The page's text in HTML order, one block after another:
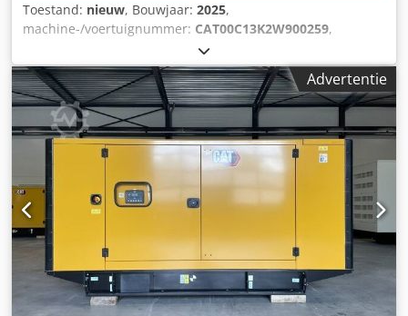
Toestand: nieuw, Bouwjaar: 2025,
machine-/voertuignummer: CAT00C13K2W900259,
, motorfabrikant:
Toepassing: Bouw Leeggewicht: 4.667 kg
Generatorvermogen: 400 kVA Afmetingen laadruimte: 493 x
162 x 222 cm Cedpfx Asy T Uwdemmsha CE-markering: ja
Inhoud watertank: 800 l Land van productie: CN Neem
contact op met het DPX-team voor meer informatie. = Extra
opties en toebehoren = - Accu - Bedieningspaneel - Stalen
dak - Tank
Advertentie